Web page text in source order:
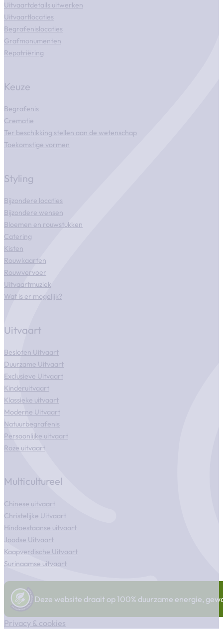
Uitvaartdetails uitwerken
Uitvaartlocaties
Begrafenislocaties
Grafmonumenten
Repatriëring
Keuze
Begrafenis
Crematie
Ter beschikking stellen aan de wetenschap
Toekomstige vormen
Styling
Bijzondere locaties
Bijzondere wensen
Bloemen en rouwstukken
Catering
Kisten
Rouwkaarten
Rouwvervoer
Uitvaartmuziek
Wat is er mogelijk?
Uitvaart
Besloten Uitvaart
Duurzame Uitvaart
Exclusieve Uitvaart
Kinderuitvaart
Klassieke uitvaart
Moderne Uitvaart
Natuurbegrafenis
Persoonlijke uitvaart
Roze uitvaart
Multicultureel
Chinese uitvaart
Christelijke Uitvaart
Hindoestaanse uitvaart
Joodse Uitvaart
Kaapverdische Uitvaart
Surinaamse uitvaart
Deze website draait op 100% duurzame energie,
Privacy & cookies